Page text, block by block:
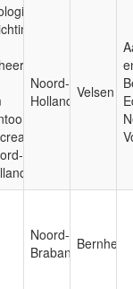
Noord-
Holland Velsen
Noord-
Brabant Bernheze